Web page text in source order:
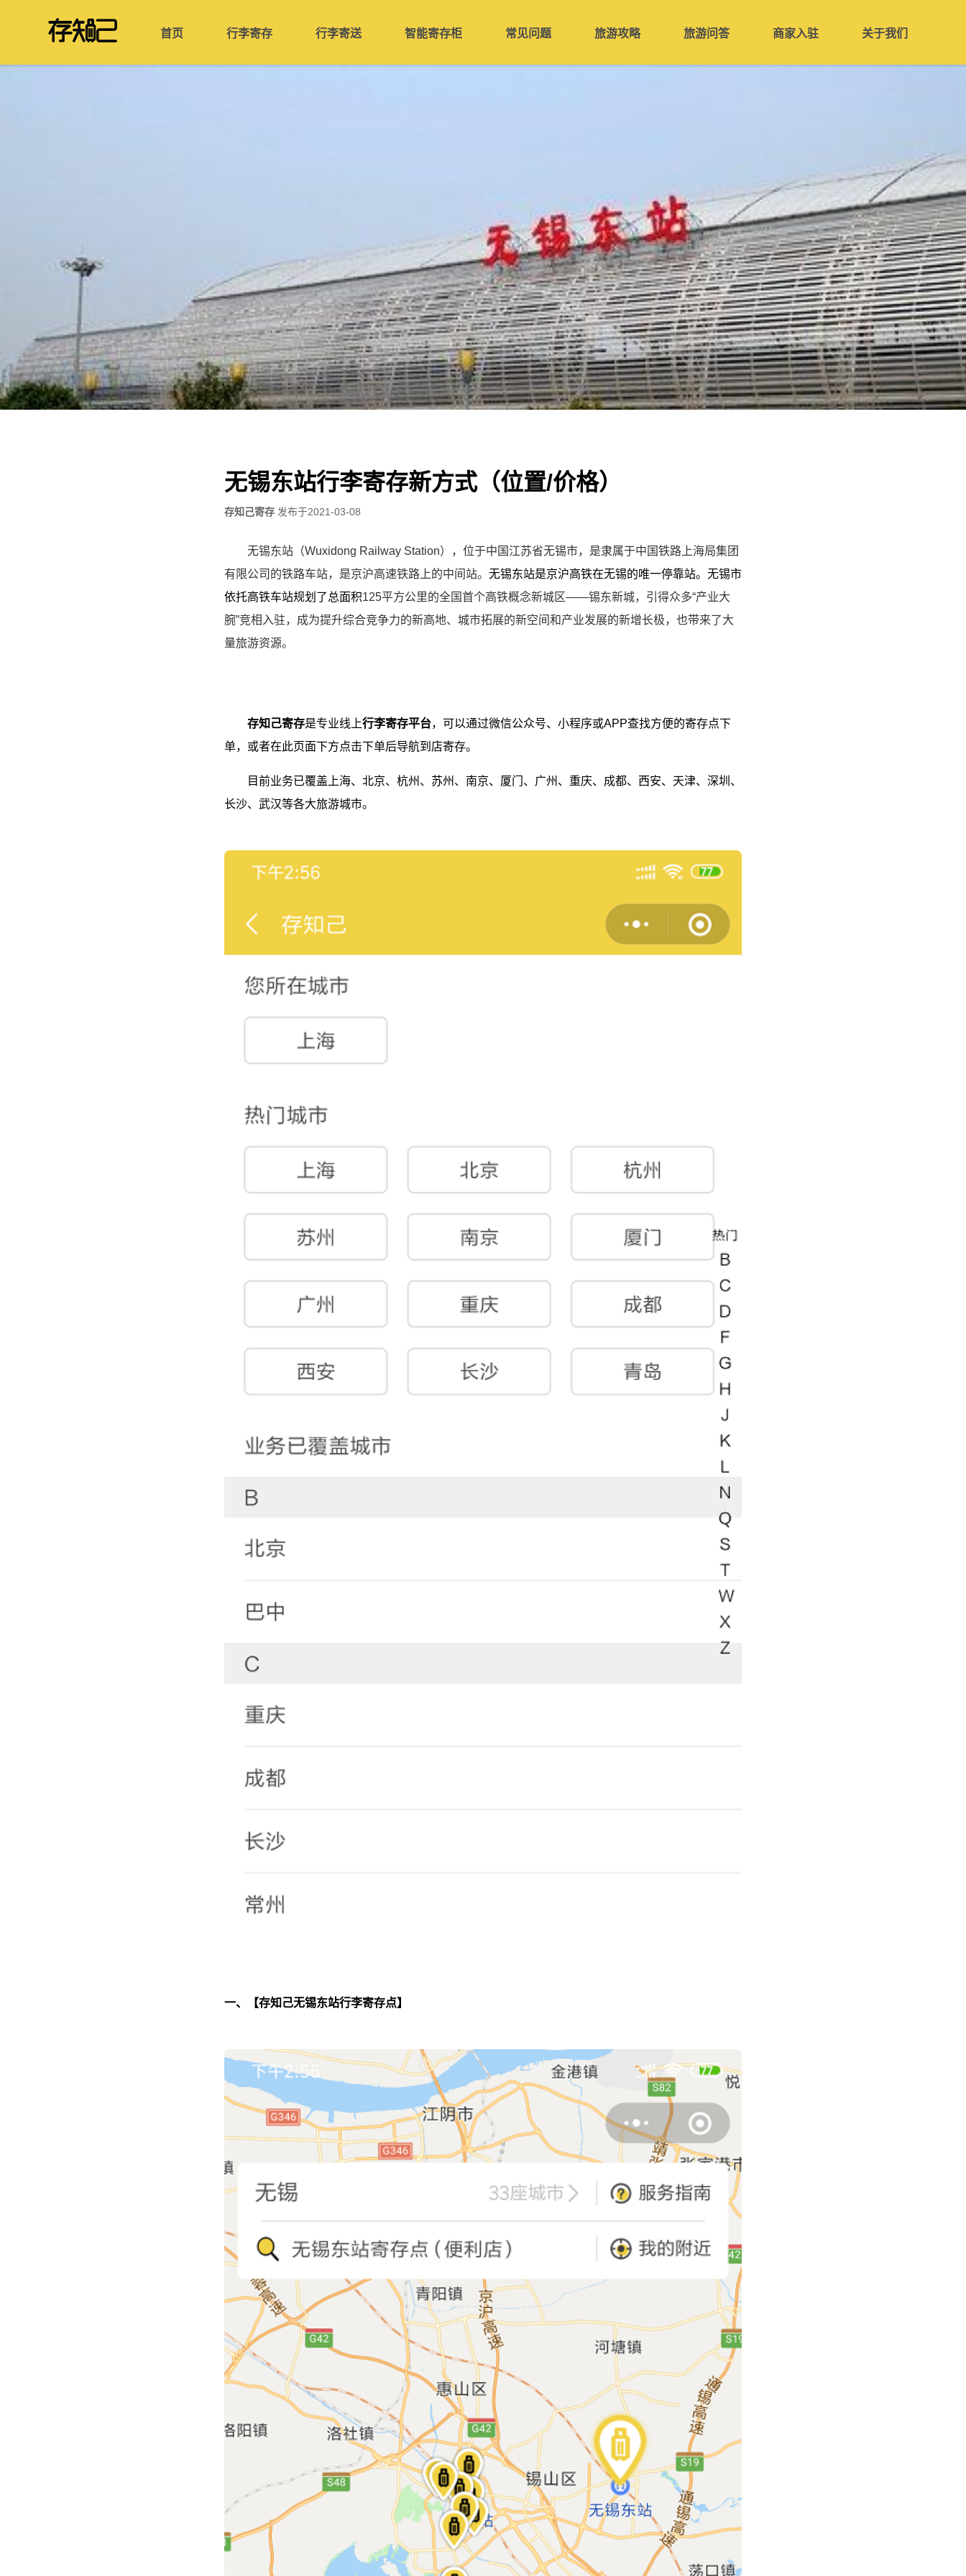
首页 行李寄存 行李寄送 智能寄存柜 常见问题 旅游攻略 旅游问答 商家入驻 关于我们
无锡东站行李寄存新方式（位置/价格）
存知己寄存 发布于2021-03-08
无锡东站（Wuxidong Railway Station），位于中国江苏省无锡市，是隶属于中国铁路上海局集团
有限公司的铁路车站，是京沪高速铁路上的中间站。 无锡东站是京沪高铁在无锡的唯一停靠站。无锡市
依托高铁车站规划了总面积125平方公里的全国首个高铁概念新城区——锡东新城，引得众多“产业大
腕”竞相入驻，成为提升综合竞争力的新高地、城市拓展的新空间和产业发展的新增长极，也带来了大
量旅游资源。
存知己寄存是专业线上行李寄存平台，可以通过微信公众号、小程序或APP查找方便的寄存点下
单，或者在此页面下方点击下单后导航到店寄存。
目前业务已覆盖上海、北京、杭州、苏州、南京、厦门、广州、重庆、成都、西安、天津、深圳、
长沙、武汉等各大旅游城市。
一、【存知己无锡东站行李寄存点】